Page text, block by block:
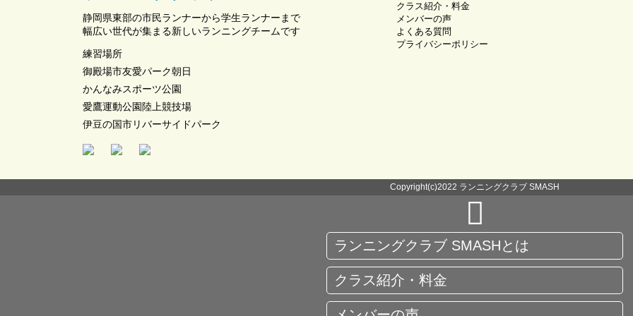
静岡県東部の市民ランナーから学生ランナーまで
幅広い世代が集まる新しいランニングチームです
練習場所
御殿場市友愛パーク朝日
かんなみスポーツ公園
愛鷹運動公園陸上競技場
伊豆の国市リバーサイドパーク
クラス紹介・料金
メンバーの声
よくある質問
プライバシーポリシー
Copyright(c)2022 ランニングクラブ SMASH
ランニングクラブ SMASHとは
クラス紹介・料金